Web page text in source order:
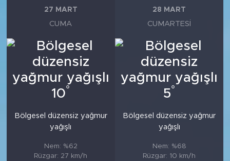
27 MART
CUMA
10°
Bölgesel düzensiz yağmur
yağışlı
Nem: %62
Rüzgar: 27 km/h
28 MART
CUMARTESI
5°
Bölgesel düzensiz yağmur
yağışlı
Nem: %68
Rüzgar: 10 km/h